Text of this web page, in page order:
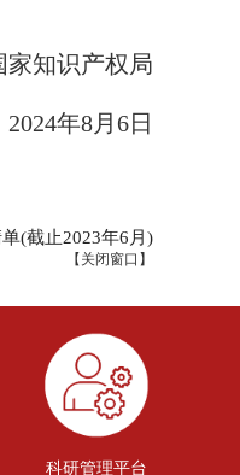
家知识产权局
2024年8月6日
(截止2023年6月)
【 关闭窗口 】
科研管理平台